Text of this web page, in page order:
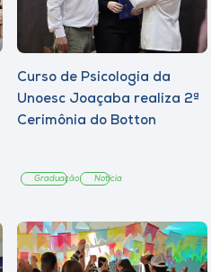
Curso de Psicologia da
Unoesc Joaçaba realiza 2ª
Cerimônia do Botton
Graduação Notícia